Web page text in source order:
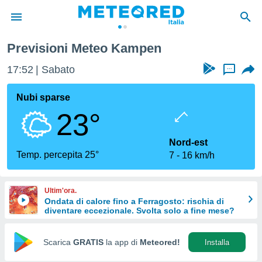
di
per
le
di
Web
Previsioni Meteo Kampen
17:52 Sabato ...
Nubi sparse
23°
Temp. percepita 25°
Nord-est
7
16 km/h
Ultim'ora.
Ondata di calore fino a Ferragosto: rischia di
diventare eccezionale. Svolta solo a fine mese?
Scarica GRATIS la app di Meteored! Installa